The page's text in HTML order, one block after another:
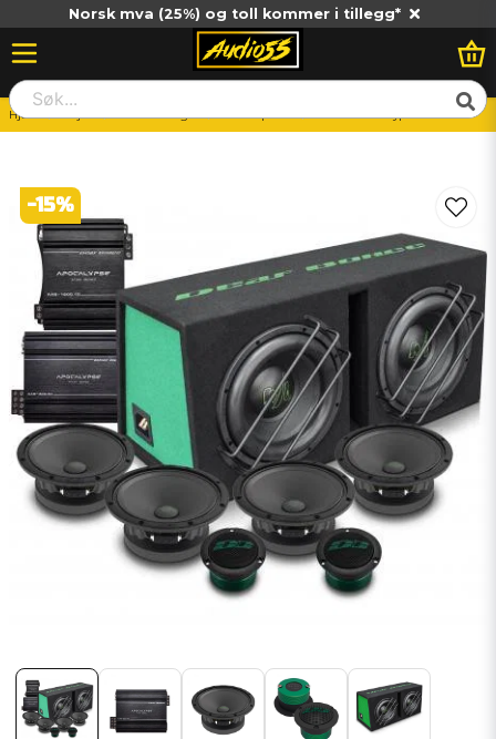
Norsk mva (25%) og toll kommer i tillegg*
Hjem Billjud Paketlösningar Helhetspaket Deaf Bonce - Typhoon
-15%